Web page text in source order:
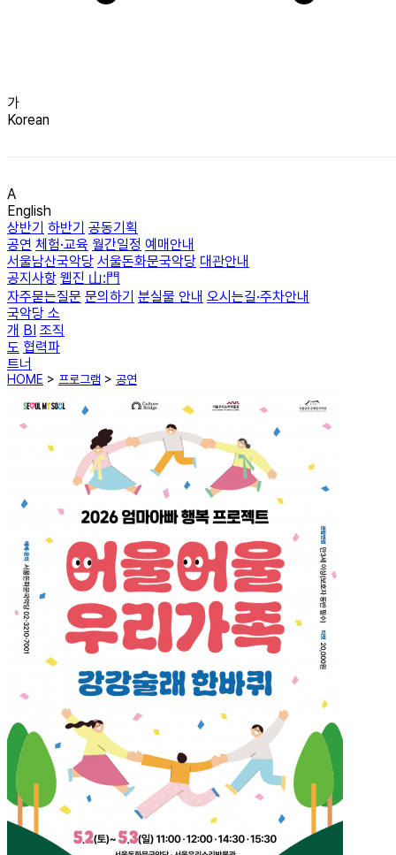
가
Korean
A
English
상반기 하반기 공동기획
공연 체험·교육 월간일정 예매안내
서울남산국악당 서울돈화문국악당 대관안내
공지사항 웹진 山:門
자주묻는질문 문의하기 분실물 안내 오시는길·주차안내
국악당 소
개 BI 조직
도 협력파
트너
HOME > 프로그램 > 공연